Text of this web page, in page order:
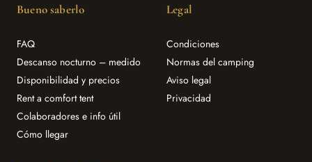
Bueno saberlo
FAQ
Descanso nocturno – medido
Disponibilidad y precios
Rent a comfort tent
Colaboradores e info útil
Cómo llegar
Legal
Condiciones
Normas del camping
Aviso legal
Privacidad